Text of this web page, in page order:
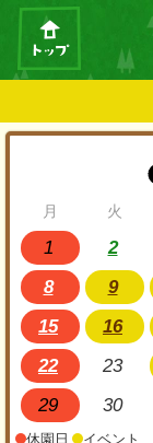
月 火
1 2
8
9
15
16
22
23
29
30
休園日 イベント